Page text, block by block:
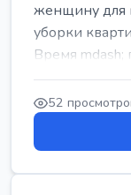
женщину для
уборки
Время mdash;
52